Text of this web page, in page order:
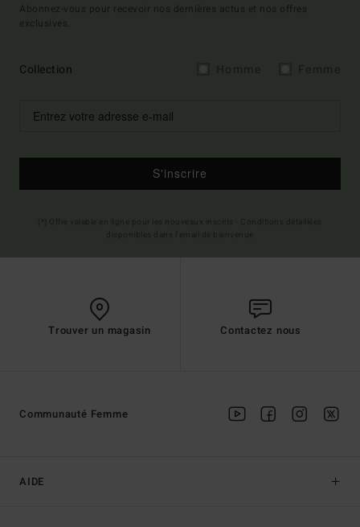
Abonnez-vous pour recevoir nos dernières actus et nos offres
exclusives.
Collection
S'inscrire
Trouver un magasin Contactez nous
AIDE
Communauté Femme